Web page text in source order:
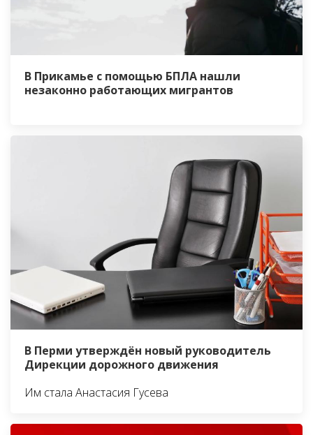
В Прикамье с помощью БПЛА нашли
незаконно работающих мигрантов
В Перми утверждён новый руководитель
Дирекции дорожного движения
Им стала Анастасия Гусева